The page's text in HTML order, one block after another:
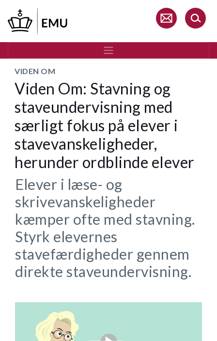
hovedindhold
VIDEN OM
Viden Om: Stavning og
staveundervisning med
særligt fokus på elever i
stavevanskeligheder,
herunder ordblinde elever
Elever i læse- og
skrivevanskeligheder
kæmper ofte med stavning.
Styrk elevernes
stavefærdigheder gennem
direkte staveundervisning.